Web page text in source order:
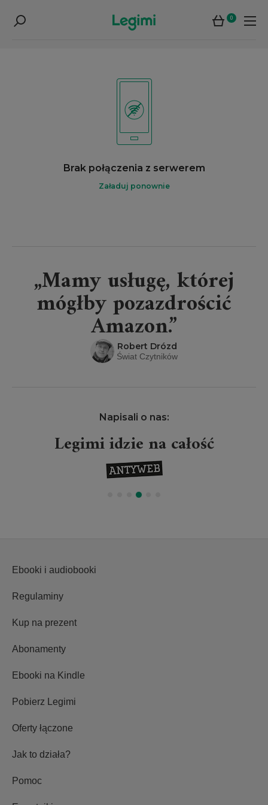
0
Brak połączenia z serwerem
Załaduj ponownie
„Mamy usługę, której
mógłby pozazdrościć
Amazon.”
Robert Drózd
Świat Czytników
Napisali o nas:
Legimi idzie na całość
Ebooki i audiobooki
Regulaminy
Kup na prezent
Abonamenty
Ebooki na Kindle
Pobierz Legimi
Oferty łączone
Jak to działa?
Pomoc